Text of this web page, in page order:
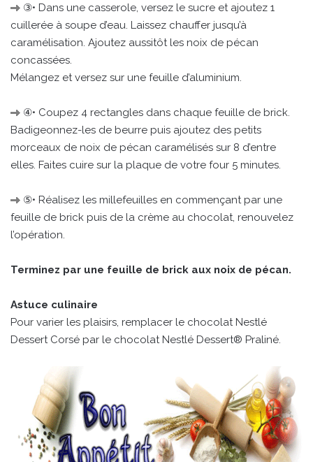
③• Dans une casserole, versez le sucre et ajoutez 1
cuillerée à soupe d’eau. Laissez chauffer jusqu’à
caramélisation. Ajoutez aussitôt les noix de pécan
concassées.
Mélangez et versez sur une feuille d’aluminium.
④• Coupez 4 rectangles dans chaque feuille de brick.
Badigeonnez-les de beurre puis ajoutez des petits
morceaux de noix de pécan caramélisés sur 8 d’entre
elles. Faites cuire sur la plaque de votre four 5 minutes.
⑤• Réalisez les millefeuilles en commençant par une
feuille de brick puis de la crème au chocolat, renouvelez
l’opération.
Terminez par une feuille de brick aux noix de pécan.
Astuce culinaire
Pour varier les plaisirs, remplacer le chocolat Nestlé
Dessert Corsé par le chocolat Nestlé Dessert® Praliné.